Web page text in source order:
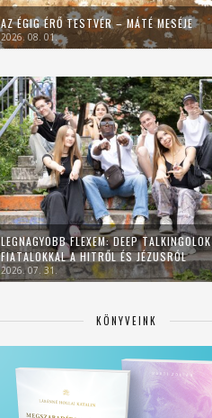
AZ ÉGIG ÉRŐ TESTVÉR – MÁTÉ MESÉJE
2026. 08. 01.
LEGNAGYOBB FLEXEM: DEEP TALKINGOLOK
FIATALOKKAL A HITRŐL ÉS JÉZUSRÓL
2026. 07. 31.
KÖNYVEINK